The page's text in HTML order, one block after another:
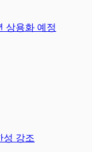
상용화 예정
성 강조